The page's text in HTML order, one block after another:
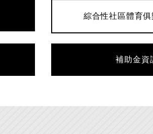
綜合性社區體育俱
補助金資